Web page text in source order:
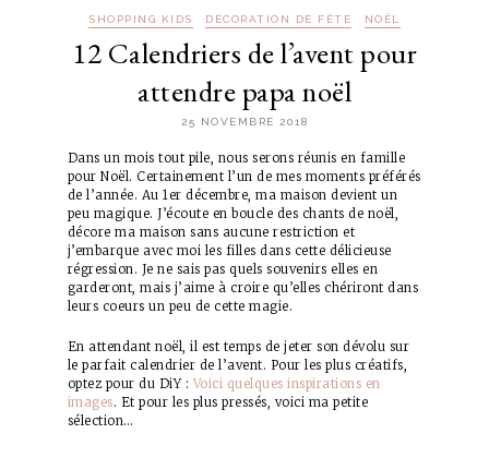
SHOPPING KIDS DÉCORATION DE FÊTE NOËL
12 Calendriers de l’avent pour
attendre papa noël
25 NOVEMBRE 2018
Dans un mois tout pile, nous serons réunis en famille
pour Noël. Certainement l’un de mes moments préférés
de l’année. Au 1er décembre, ma maison devient un
peu magique. J’écoute en boucle des chants de noël,
décore ma maison sans aucune restriction et
j’embarque avec moi les filles dans cette délicieuse
régression. Je ne sais pas quels souvenirs elles en
garderont, mais j’aime à croire qu’elles chériront dans
leurs coeurs un peu de cette magie.
En attendant noël, il est temps de jeter son dévolu sur
le parfait calendrier de l’avent. Pour les plus créatifs,
optez pour du DiY : Voici quelques inspirations en
images. Et pour les plus pressés, voici ma petite
sélection…